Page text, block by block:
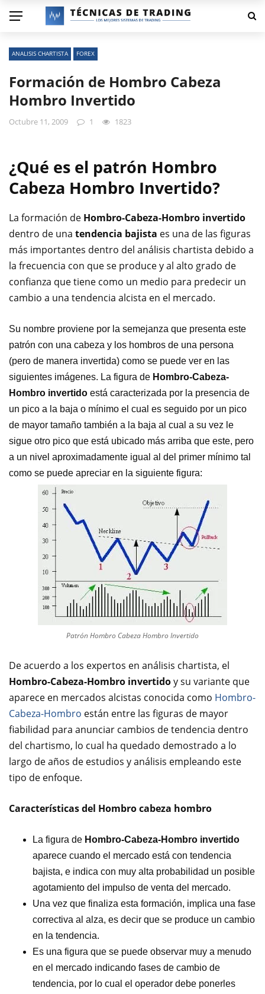
ANALISIS CHARTISTA FOREX
Formación de Hombro Cabeza
Hombro Invertido
Octubre 11, 2009 1 1823
¿Qué es el patrón Hombro
Cabeza Hombro Invertido?
La formación de Hombro-Cabeza-Hombro invertido
dentro de una tendencia bajista es una de las figuras
más importantes dentro del análisis chartista debido a
la frecuencia con que se produce y al alto grado de
confianza que tiene como un medio para predecir un
cambio a una tendencia alcista en el mercado.
Su nombre proviene por la semejanza que presenta este
patrón con una cabeza y los hombros de una persona
(pero de manera invertida) como se puede ver en las
siguientes imágenes. La figura de Hombro-Cabeza-
Hombro invertido está caracterizada por la presencia de
un pico a la baja o mínimo el cual es seguido por un pico
de mayor tamaño también a la baja al cual a su vez le
sigue otro pico que está ubicado más arriba que este, pero
a un nivel aproximadamente igual al del primer mínimo tal
como se puede apreciar en la siguiente figura:
Patrón Hombro Cabeza Hombro Invertido
De acuerdo a los expertos en análisis chartista, el
Hombro-Cabeza-Hombro invertidoy su variante que
aparece en mercados alcistas conocida como Hombro-
Cabeza-Hombro están entre las figuras de mayor
fiabilidad para anunciar cambios de tendencia dentro
del chartismo, lo cual ha quedado demostrado a lo
largo de años de estudios y análisis empleando este
tipo de enfoque.
Características del Hombro cabeza hombro
La figura de Hombro-Cabeza-Hombro invertido
aparece cuando el mercado está con tendencia
bajista, e indica con muy alta probabilidad un posible
agotamiento del impulso de venta del mercado.
Una vez que finaliza esta formación, implica una fase
correctiva al alza, es decir que se produce un cambio
en la tendencia.
Es una figura que se puede observar muy a menudo
en el mercado indicando fases de cambio de
tendencia, por lo cual el operador debe ponerles